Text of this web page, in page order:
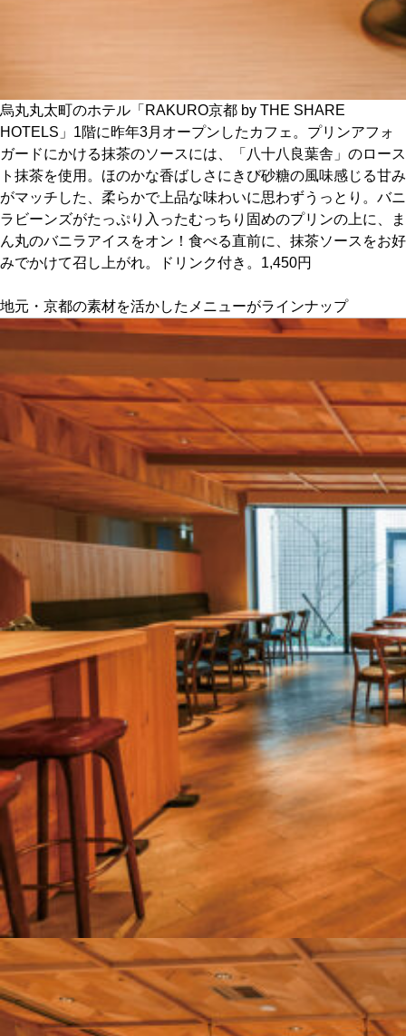
SERIES
カレーが好き
京都おやつクラブ
私と店のはなし
今月の京みやげ
京都の書店
CULTURE
関西で開催。
おすすめの展覧会
おすすめの映画
誠光社で選びました。
おすすめの本
紹介します。
おすすめのイベント
烏丸丸太町のホテル「RAKURO京都 by THE SHARE
HOTELS」1階に昨年3月オープンしたカフェ。プリンアフォ
ガードにかける抹茶のソースには、「八十八良葉舎」のロース
ト抹茶を使用。ほのかな香ばしさにきび砂糖の風味感じる甘み
がマッチした、柔らかで上品な味わいに思わずうっとり。バニ
ラビーンズがたっぷり入ったむっちり固めのプリンの上に、ま
ん丸のバニラアイスをオン！食べる直前に、抹茶ソースをお好
みでかけて召し上がれ。ドリンク付き。1,450円
地元・京都の素材を活かしたメニューがラインナップ